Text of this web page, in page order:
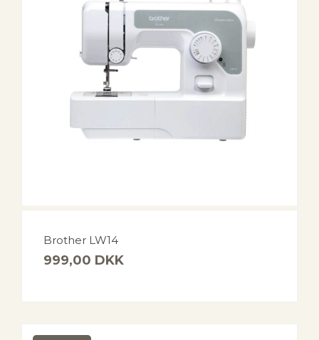
Brother LW14
999,00 DKK